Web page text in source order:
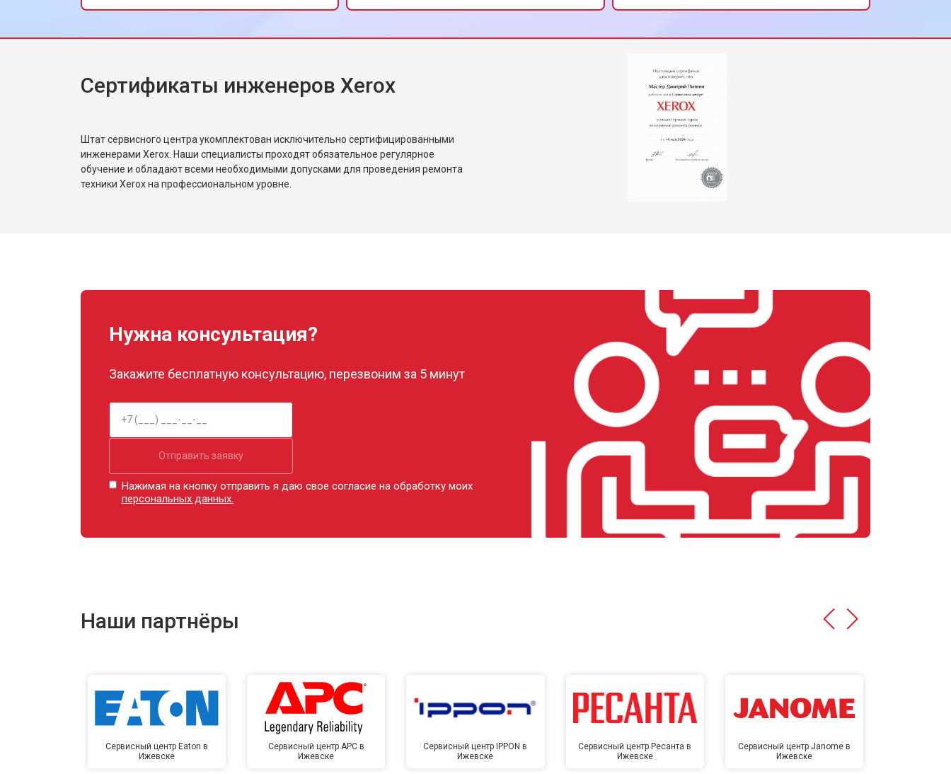
обслуживанием и
команды. Спасибо за вашу помощь и
отметить высокий уровень
персонала. Рекомендую этот сервис
Осталась очень довольна качеством
мастеров. Благодарю за вашу работу
Сертификаты инженеров Xerox
Штат сервисного центра укомплектован исключительно сертифицированными
инженерами Xerox. Наши специалисты проходят обязательное регулярное
обучение и обладают всеми необходимыми допусками для проведения ремонта
техники Xerox на профессиональном уровне.
Нужна консультация?
Закажите бесплатную консультацию, перезвоним за 5 минут
Отправить заявку
Нажимая на кнопку отправить я даю свое согласие на обработку моих
персональных данных.
Наши партнёры
Сервисный центр Eaton в
Ижевске
Сервисный центр APC в
Ижевске
Сервисный центр IPPON в
Ижевске
Сервисный центр Ресанта в
Ижевске
Сервисный центр Janome в
Ижевске